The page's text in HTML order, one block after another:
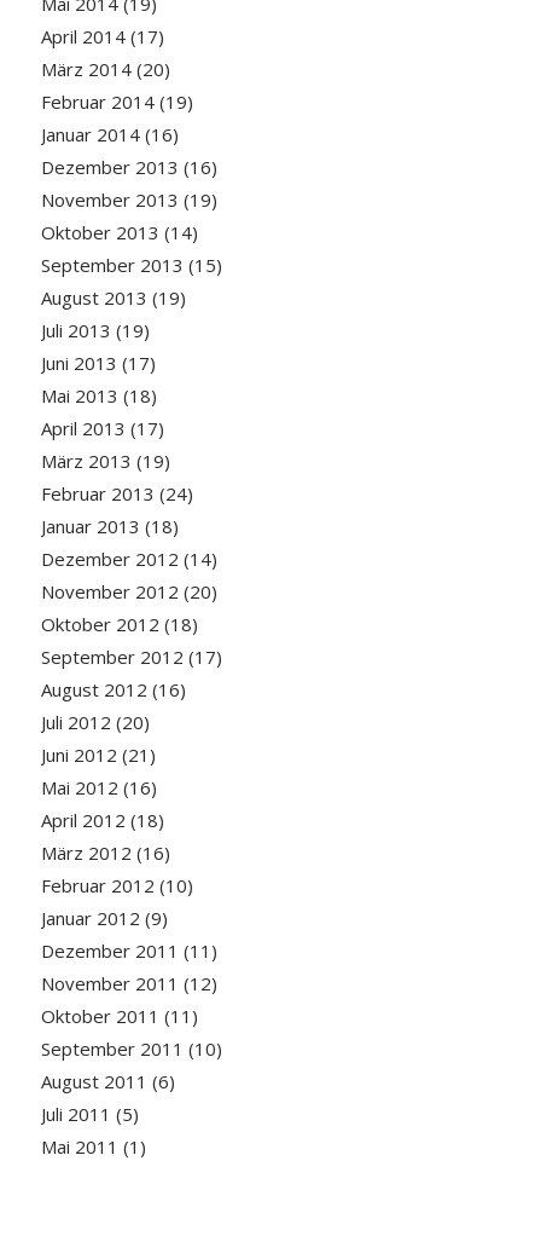
April 2014(17)
März 2014(20)
Februar 2014(19)
Januar 2014(16)
Dezember 2013 (16)
November 2013 (19)
Oktober 2013 (14)
September 2013 (15)
August 2013 (19)
Juli 2013 (19)
Juni 2013 (17)
Mai 2013 (18)
April 2013 (17)
März 2013 (19)
Februar 2013 (24)
Januar 2013 (18)
Dezember 2012 (14)
November 2012 (20)
Oktober 2012 (18)
September 2012 (17)
August 2012 (16)
Juli 2012 (20)
Juni 2012 (21)
Mai 2012 (16)
April 2012 (18)
März 2012 (16)
Februar 2012 (10)
Januar 2012 (9)
Dezember 2011 (11)
November 2011 (12)
Oktober 2011 (11)
September 2011 (10)
August 2011 (6)
Juli 2011 (5)
Mai 2011 (1)